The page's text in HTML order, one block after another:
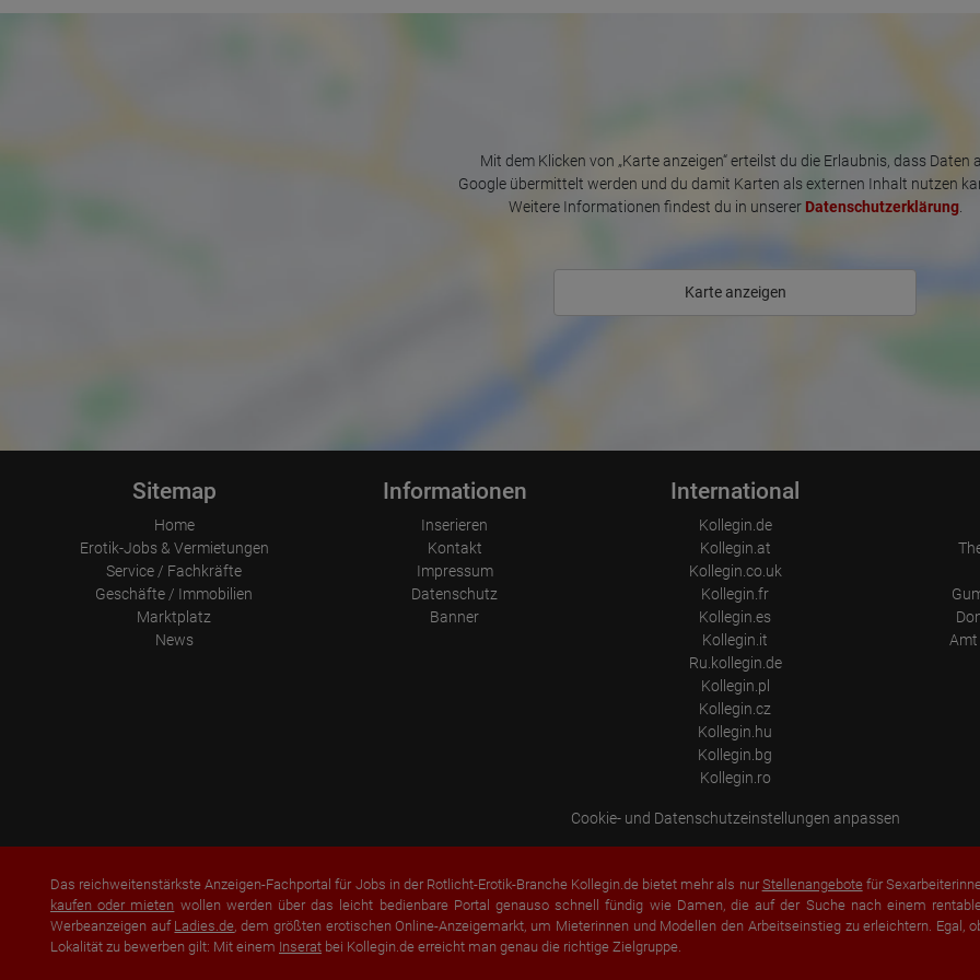
European Union & USA
Mit dem Klicken von „Karte anzeigen“ erteilst du die Erlaubnis, dass Daten
Google übermittelt werden und du damit Karten als externen Inhalt nutzen
Weitere Informationen findest du in unserer Datenschutzerklärung.
Karte anzeigen
Sitemap
Home
Erotik-Jobs & Vermietungen
Service / Fachkräfte
Geschäfte / Immobilien
Marktplatz
News
Informationen
Inserieren
Kontakt
Impressum
Datenschutz
Banner
International
Kollegin.de
Kollegin.at
Kollegin.co.uk
Kollegin.fr
Kollegin.es
Kollegin.it
Ru.kollegin.de
Kollegin.pl
Kollegin.cz
Kollegin.hu
Kollegin.bg
Kollegin.ro
Amt
Cookie- und Datenschutzeinstellungen anpassen
Das reichweitenstärkste Anzeigen-Fachportal für Jobs in der Rotlicht-Erotik-Branche Kollegin.de bietet mehr als nur Stellenangebotefür
kaufen oder mieten wollen werden über das leicht bedienbare Portal genauso schnell fündig wie Damen, die auf der Suche nach einem
Werbeanzeigen auf Ladies.de, dem größten erotischen Online-Anzeigemarkt, um Mieterinnen und Modellen den Arbeitseinstieg zu erleichtern. Egal,
Lokalität zu bewerben gilt: Mit einem Inserat bei Kollegin.de erreicht man genau die richtige Zielgruppe.